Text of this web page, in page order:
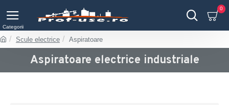
0
Scule electrice Aspiratoare
Aspiratoare electrice industriale